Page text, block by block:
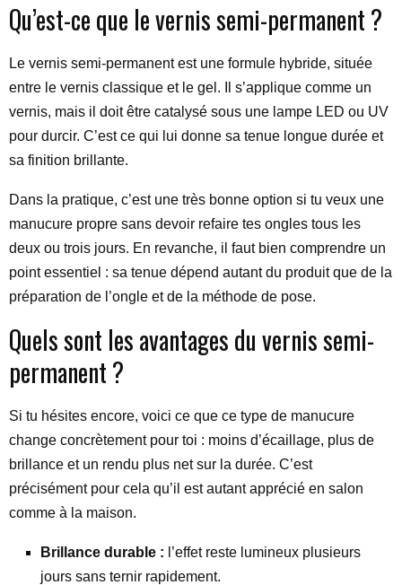
Qu’est-ce que le vernis semi-permanent ?
Le vernis semi-permanent est une formule hybride, située
entre le vernis classique et le gel. Il s’applique comme un
vernis, mais il doit être catalysé sous une lampe LED ou UV
pour durcir. C’est ce qui lui donne sa tenue longue durée et
sa finition brillante.
Dans la pratique, c’est une très bonne option si tu veux une
manucure propre sans devoir refaire tes ongles tous les
deux ou trois jours. En revanche, il faut bien comprendre un
point essentiel : sa tenue dépend autant du produit que de la
préparation de l’ongle et de la méthode de pose.
Quels sont les avantages du vernis semi-
permanent ?
Si tu hésites encore, voici ce que ce type de manucure
change concrètement pour toi : moins d’écaillage, plus de
brillance et un rendu plus net sur la durée. C’est
précisément pour cela qu’il est autant apprécié en salon
comme à la maison.
Brillance durable : l’effet reste lumineux plusieurs
jours sans ternir rapidement.